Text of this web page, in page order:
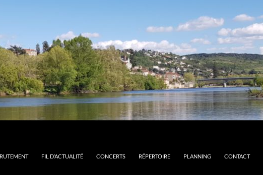
FIL D’ACTUALITÉ CONCERTS RÉPERTOIRE PLANNING CONTACT